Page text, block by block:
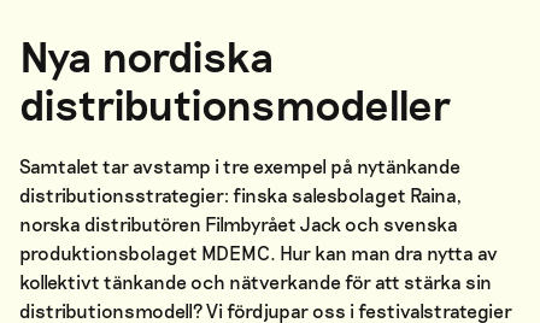
Nya nordiska
distributionsmodeller
Samtalet tar avstamp i tre exempel på nytänkande
distributionsstrategier: finska salesbolaget Raina,
norska distributören Filmbyrået Jack och svenska
produktionsbolaget MDEMC. Hur kan man dra nytta av
kollektivt tänkande och nätverkande för att stärka sin
distributionsmodell? Vi fördjupar oss i festivalstrategier